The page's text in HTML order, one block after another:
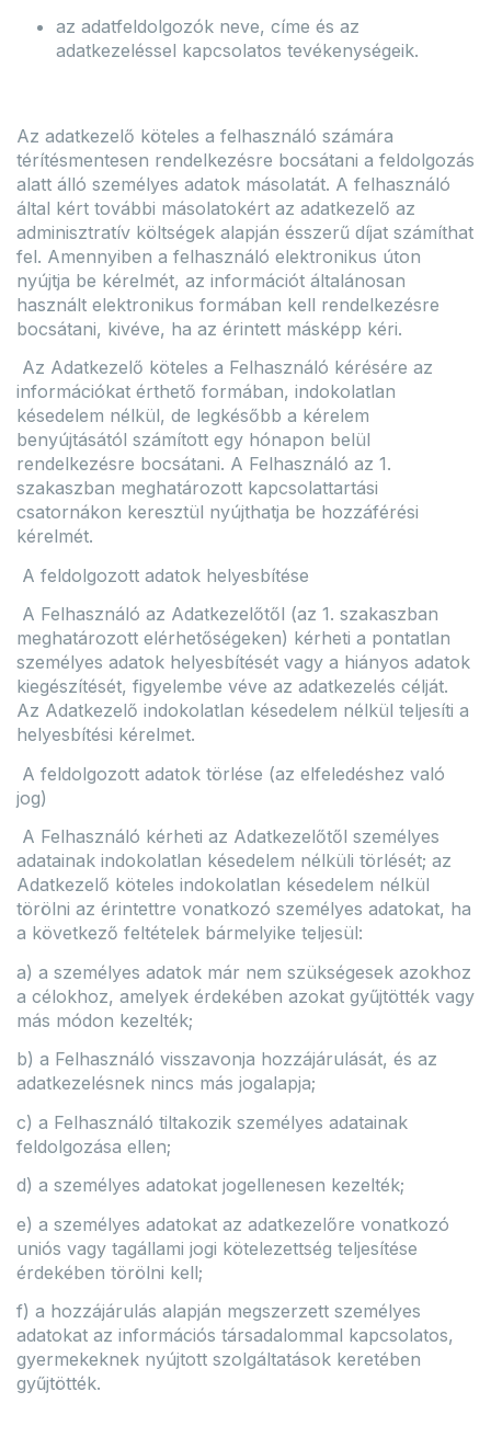
az adatfeldolgozók neve, címe és az
adatkezeléssel kapcsolatos tevékenységeik.
Az adatkezelő köteles a felhasználó számára
térítésmentesen rendelkezésre bocsátani a feldolgozás
alatt álló személyes adatok másolatát. A felhasználó
által kért további másolatokért az adatkezelő az
adminisztratív költségek alapján ésszerű díjat számíthat
fel. Amennyiben a felhasználó elektronikus úton
nyújtja be kérelmét, az információt általánosan
használt elektronikus formában kell rendelkezésre
bocsátani, kivéve, ha az érintett másképp kéri.
Az Adatkezelő köteles a Felhasználó kérésére az
információkat érthető formában, indokolatlan
késedelem nélkül, de legkésőbb a kérelem
benyújtásától számított egy hónapon belül
rendelkezésre bocsátani. A Felhasználó az 1.
szakaszban meghatározott kapcsolattartási
csatornákon keresztül nyújthatja be hozzáférési
kérelmét.
A feldolgozott adatok helyesbítése
A Felhasználó az Adatkezelőtől (az 1. szakaszban
meghatározott elérhetőségeken) kérheti a pontatlan
személyes adatok helyesbítését vagy a hiányos adatok
kiegészítését, figyelembe véve az adatkezelés célját.
Az Adatkezelő indokolatlan késedelem nélkül teljesíti a
helyesbítési kérelmet.
A feldolgozott adatok törlése (az elfeledéshez való
jog)
A Felhasználó kérheti az Adatkezelőtől személyes
adatainak indokolatlan késedelem nélküli törlését; az
Adatkezelő köteles indokolatlan késedelem nélkül
törölni az érintettre vonatkozó személyes adatokat, ha
a következő feltételek bármelyike teljesül:
a) a személyes adatok már nem szükségesek azokhoz
a célokhoz, amelyek érdekében azokat gyűjtötték vagy
más módon kezelték;
b) a Felhasználó visszavonja hozzájárulását, és az
adatkezelésnek nincs más jogalapja;
c) a Felhasználó tiltakozik személyes adatainak
feldolgozása ellen;
d) a személyes adatokat jogellenesen kezelték;
e) a személyes adatokat az adatkezelőre vonatkozó
uniós vagy tagállami jogi kötelezettség teljesítése
érdekében törölni kell;
f) a hozzájárulás alapján megszerzett személyes
adatokat az információs társadalommal kapcsolatos,
gyermekeknek nyújtott szolgáltatások keretében
gyűjtötték.